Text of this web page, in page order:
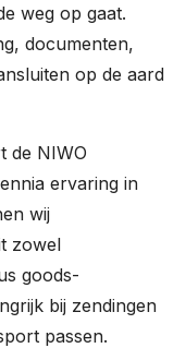
weg op gaat.
documenten,
op de aard
de NIWO
ervaring in
wij
zowel
goods-
bij zendingen
passen.